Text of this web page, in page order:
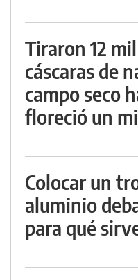
Tiraron 12
cáscaras de
campo seco
floreció un
Colocar un
aluminio
para qué